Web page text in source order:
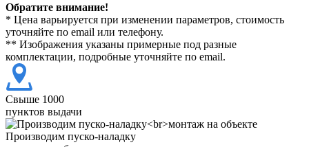
Обратите внимание!
* Цена варьируется при изменении параметров, стоимость
уточняйте по email или телефону.
** Изображения указаны примерные под разные
комплектации, подробные уточняйте по email.
Свыше 1000
пунктов выдачи
Производим пуско-наладку